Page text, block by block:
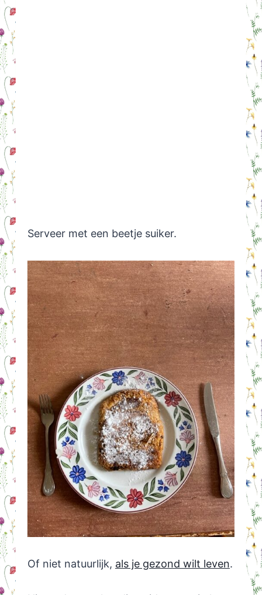
Serveer met een beetje suiker.
Of niet natuurlijk, als je gezond wilt leven.